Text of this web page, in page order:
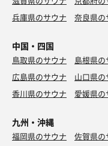
兵庫県のサウナ
奈良県の
中国・四国
鳥取県のサウナ 島根県の
広島県のサウナ
山口県の
香川県のサウナ
愛媛県の
九州・沖縄
福岡県のサウナ 佐賀県の